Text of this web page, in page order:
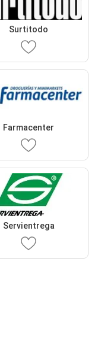
Surtitodo
Farmacenter
Servientrega